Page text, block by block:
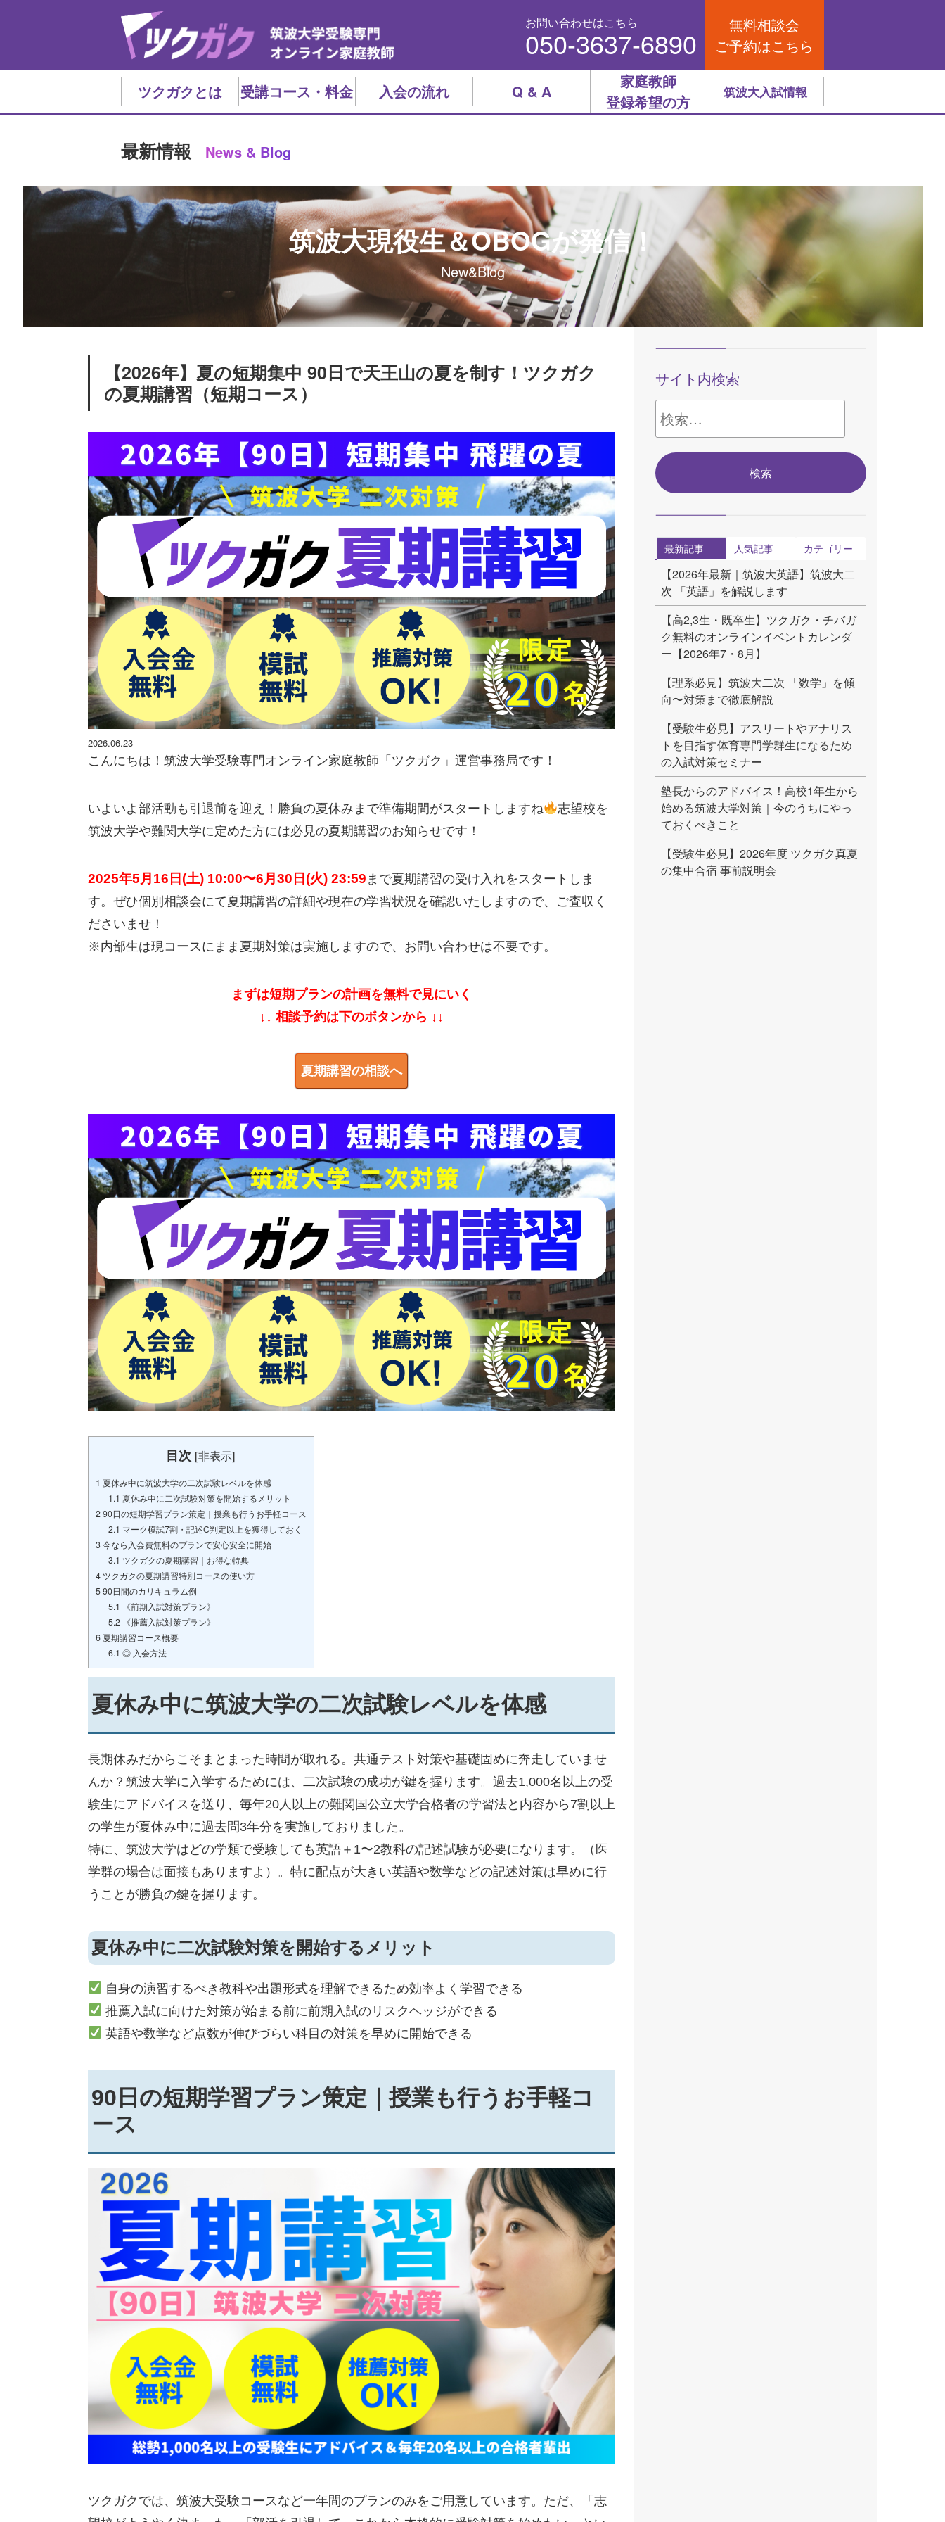
お問い合わせはこちら
050-3637-6890
無料相談会
ご予約はこちら
ツクガクとは 受講コース・料金 入会の流れ Q & A
家庭教師
登録希望の方
筑波大入試情報
最新情報 News & Blog
筑波大現役生＆OBOGが発信！
New&Blog
【2026年】夏の短期集中 90日で天王山の夏を制す！ツクガク
の夏期講習（短期コース）
2026.06.23
こんにちは！筑波大学受験専門オンライン家庭教師「ツクガク」運営事務局です！
いよいよ部活動も引退前を迎え！勝負の夏休みまで準備期間がスタートしますね
志望校を
筑波大学や難関大学に定めた方には必見の夏期講習のお知らせです！
2025年5月16日(土) 10:00〜6月30日(火) 23:59 まで夏期講習の受け入れをスタートしま
す。 ぜひ個別相談会にて夏期講習の詳細や現在の学習状況を確認いたしますので、ご査収く
ださいませ！
※内部生は現コースにまま夏期対策は実施しますので、お問い合わせは不要です。
まずは短期プランの計画を無料で見にいく
↓↓ 相談予約は下のボタンから ↓↓
夏期講習の相談へ
目次 [非表示]
1 夏休み中に筑波大学の二次試験レベルを体感
1.1 夏休み中に二次試験対策を開始するメリット
290日の短期学習プラン策定｜授業も行うお手軽コース
2.1 マーク模試7割・記述C判定以上を獲得しておく
3今なら入会費無料のプランで安心安全に開始
3.1 ツクガクの夏期講習｜お得な特典
4ツクガクの夏期講習特別コースの使い方
590日間のカリキュラム例
5.1
《前期入試対策プラン》
5.2 《推薦入試対策プラン》
6夏期講習コース概要
6.1 ◎ 入会方法
夏休み中に筑波大学の二次試験レベルを体感
長期休みだからこそまとまった時間が取れる。共通テスト対策や基礎固めに奔走していませ
んか？筑波大学に入学するためには、二次試験の成功が鍵を握ります。過去1,000名以上の受
験生にアドバイスを送り、毎年20人以上の難関国公立大学合格者の学習法と内容から7割以上
の学生が夏休み中に過去問3年分を実施しておりました。
特に、筑波大学はどの学類で受験しても英語＋1〜2教科の記述試験が必要になります。（医
学群の場合は面接もありますよ）。特に配点が大きい英語や数学などの記述対策は早めに行
うことが勝負の鍵を握ります。
夏休み中に二次試験対策を開始するメリット
自身の演習するべき教科や出題形式を理解できるため効率よく学習できる
推薦入試に向けた対策が始まる前に前期入試のリスクヘッジができる
英語や数学など点数が伸びづらい科目の対策を早めに開始できる
90日の短期学習プラン策定｜授業も行うお手軽コ
ース
ツクガクでは、筑波大受験コースなど一年間のプランのみをご用意しています。ただ、「志
サイト内検索
索:
最新記事 人気記事 カテゴリー
【2026年最新｜筑波大英語】筑波大二
次 「英語」を解説します
【高2,3生・既卒生】ツクガク・チバガ
ク無料のオンラインイベントカレンダ
ー【2026年7・8月】
【理系必見】筑波大二次 「数学」を傾
向〜対策まで徹底解説
【受験生必見】アスリートやアナリス
トを目指す体育専門学群生になるため
の入試対策セミナー
塾長からのアドバイス！高校1年生から
始める筑波大学対策｜今のうちにやっ
ておくべきこと
【受験生必見】2026年度 ツクガク真夏
の集中合宿 事前説明会